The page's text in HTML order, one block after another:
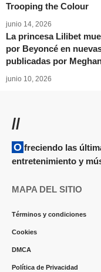
Trooping the Colour
junio 14, 2026
La princesa Lilibet
por Beyoncé en
publicadas por
junio 10, 2026
//
Ofreciendo las últimas actualizaciones y noticias sobre
entretenimiento y
MAPA DEL SITIO
Términos y condiciones
Cookies
DMCA
Política de Privacidad